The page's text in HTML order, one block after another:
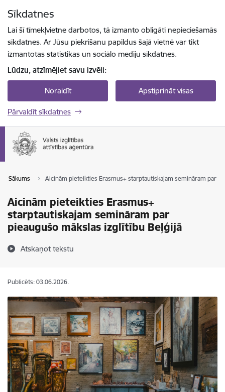
Sīkdatnes
Lai šī tīmekļvietne darbotos, tā izmanto obligāti nepieciešamās
sīkdatnes. Ar Jūsu piekrišanu papildus šajā vietnē var tikt
izmantotas statistikas un sociālo mediju sīkdatnes.
Lūdzu, atzīmējiet savu izvēli:
Noraidīt Apstiprināt visas
Pārvaldīt sīkdatnes
Sākums Aicinām pieteikties Erasmus+ starptautiskajam semināram par
Aicinām pieteikties Erasmus+
starptautiskajam semināram par
pieaugušo mākslas izglītību Beļģijā
Atskaņot tekstu
Publicēts: 03.06.2026.